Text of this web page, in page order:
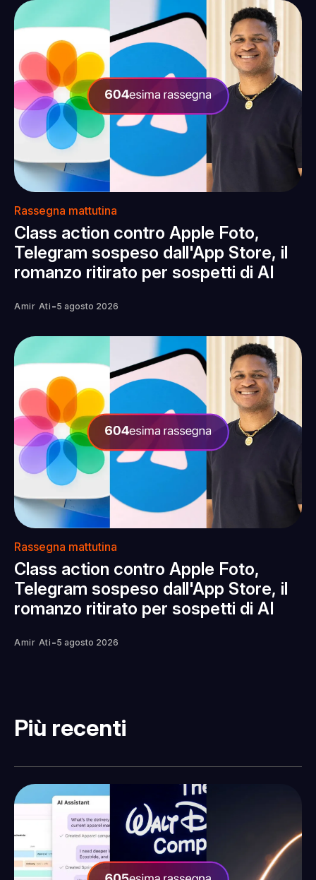
Rassegna mattutina
Class action contro Apple Foto,
Telegram sospeso dall'App Store, il
romanzo ritirato per sospetti di AI
Amir Ati -5 agosto 2026
Rassegna mattutina
Class action contro Apple Foto,
Telegram sospeso dall'App Store, il
romanzo ritirato per sospetti di AI
Amir Ati -5 agosto 2026
Più recenti